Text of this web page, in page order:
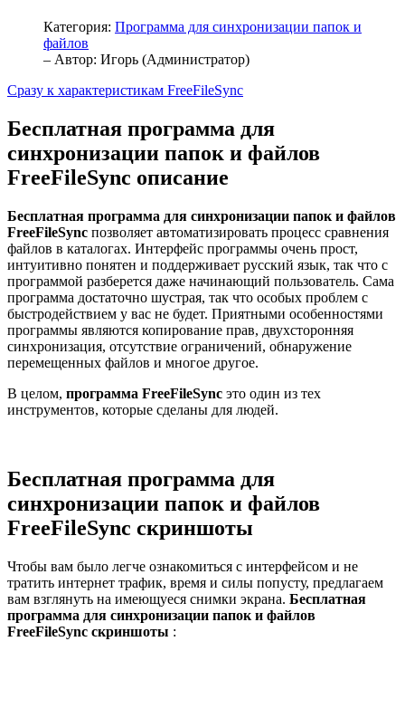
Категория: Программа для синхронизации папок и
файлов
– Автор: Игорь (Администратор)
Сразу к характеристикам FreeFileSync
Бесплатная программа для
синхронизации папок и файлов
FreeFileSync описание
Бесплатная программа для синхронизации папок и файлов
FreeFileSync позволяет автоматизировать процесс сравнения
файлов в каталогах. Интерфейс программы очень прост,
интуитивно понятен и поддерживает русский язык, так что с
программой разберется даже начинающий пользователь. Сама
программа достаточно шустрая, так что особых проблем с
быстродействием у вас не будет. Приятными особенностями
программы являются копирование прав, двухсторонняя
синхронизация, отсутствие ограничений, обнаружение
перемещенных файлов и многое другое.
В целом, программа FreeFileSync это один из тех
инструментов, которые сделаны для людей.
Бесплатная программа для
синхронизации папок и файлов
FreeFileSync скриншоты
Чтобы вам было легче ознакомиться с интерфейсом и не
тратить интернет трафик, время и силы попусту, предлагаем
вам взглянуть на имеющуеся снимки экрана. Бесплатная
программа для синхронизации папок и файлов
FreeFileSync скриншоты :